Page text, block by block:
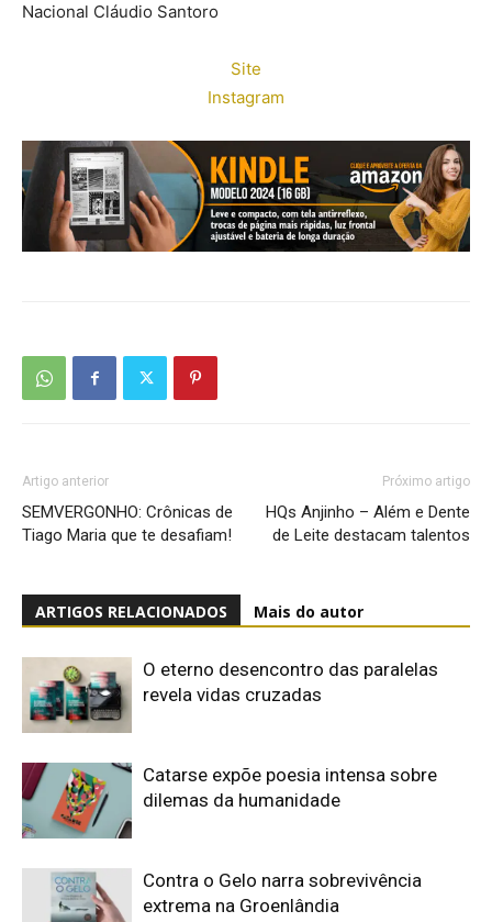
Nacional Cláudio Santoro
Site
Instagram
Artigo anterior
SEMVERGONHO: Crônicas de
Tiago Maria que te desafiam!
Próximo artigo
HQs Anjinho – Além e Dente
de Leite destacam talentos
ARTIGOS RELACIONADOS Mais do autor
O eterno desencontro das paralelas
revela vidas cruzadas
Catarse expõe poesia intensa sobre
dilemas da humanidade
Contra o Gelo narra sobrevivência
extrema na Groenlândia